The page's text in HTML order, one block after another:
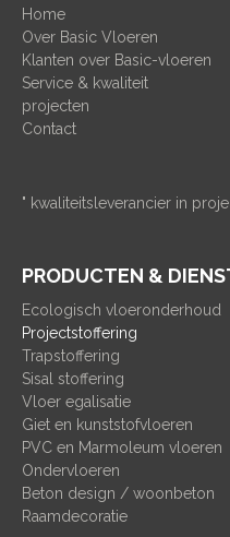
Home
Over Basic Vloeren
Klanten over Basic-vloeren
Service & kwaliteit
projecten
Contact
" kwaliteitsleverancier in
PRODUCTEN &
Ecologisch vloeronderhoud
Projectstoffering
Trapstoffering
Sisal stoffering
Vloer egalisatie
Giet en kunststofvloeren
PVC en Marmoleum vloeren
Ondervloeren
Beton design / woonbeton
Raamdecoratie